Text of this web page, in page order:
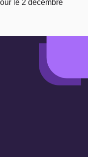
le 2 décembre